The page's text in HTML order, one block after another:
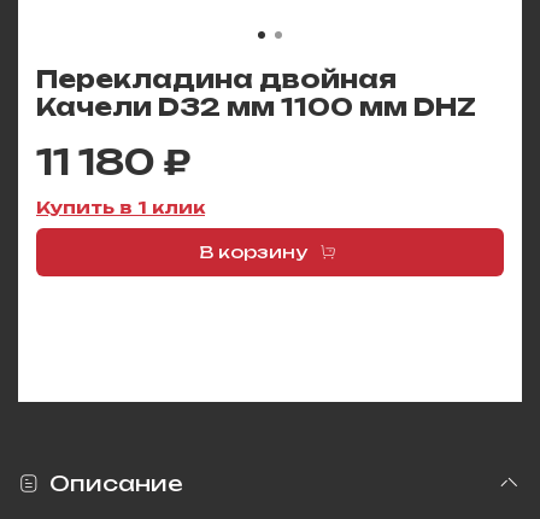
Перекладина двойная
Качели D32 мм 1100 мм DHZ
11 180 ₽
Купить в 1 клик
В корзину
Описание